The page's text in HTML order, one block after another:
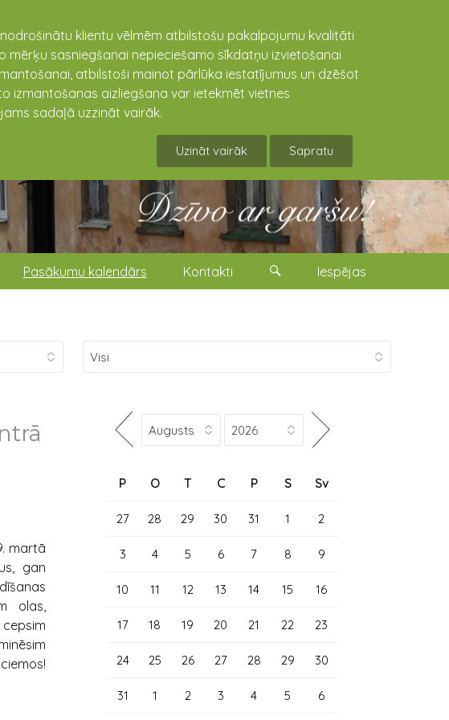
klientu vēlmēm atbilstošu pakalpojumu kvalitāti
sasniegšanai nepieciešamo sīkdatņu izvietošanai
atbilstoši mainot pārlūka iestatījumus un dzēšot
izmantošanas aizliegšana var ietekmēt vietnes
sadaļā uzzināt vairāk.
Uzināt vairāk Sapratu
Pasākumu kalendārs Kontakti Iespējas
martā
gan
olas,
P O T C P S Sv
27 28 29 30 31 1 2
3 4 5 6 7 8 9
10 11 12 13 14 15 16
17 18 19 20 21 22 23
24 25 26 27 28 29 30
31 1 2 3 4 5 6